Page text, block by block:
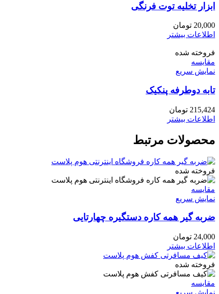
ابزار تخلیه توت فرنگی
20,000 تومان
اطلاعات بیشتر
فروخته شده
مقايسه
نمایش سریع
تابه دوطرفه پنکیک
215,424 تومان
اطلاعات بیشتر
محصولات مرتبط
فروخته شده
مقايسه
نمایش سریع
ضربه گیر همه کاره دستگیره چهارتایی
24,000 تومان
اطلاعات بیشتر
فروخته شده
مقايسه
نمایش سریع